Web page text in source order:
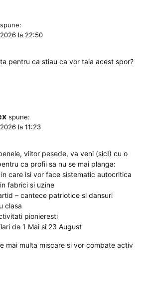
spune:
la 22:50
pentru ca stiau ca vor taia acest spor?
spune:
la 11:23
viitor pesede, va veni (sic!) cu o
ca profii sa nu se mai planga:
care isi vor face sistematic autocritica
fabrici si uzine
– cantece patriotice si dansuri
clasa
pionieresti
de 1 Mai si 23 August
mai multa miscare si vor combate activ